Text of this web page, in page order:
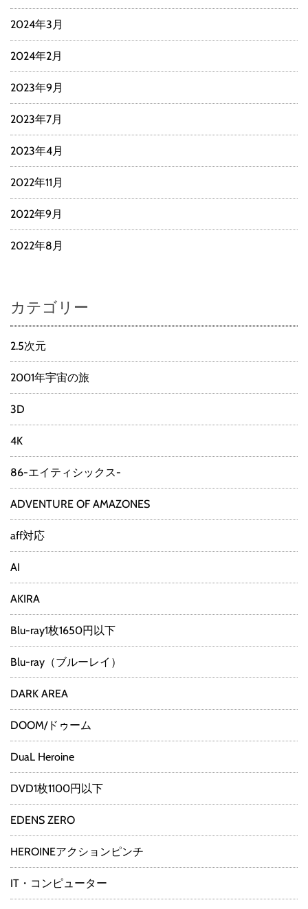
2024年3月
2024年2月
2023年9月
2023年7月
2023年4月
2022年11月
2022年9月
2022年8月
カテゴリー
2.5次元
2001年宇宙の旅
3D
4K
86-エイティシックス-
ADVENTURE OF AMAZONES
aff対応
AI
AKIRA
Blu-ray1枚1650円以下
Blu-ray（ブルーレイ）
DARK AREA
DOOM/ドゥーム
DuaL Heroine
DVD1枚1100円以下
EDENS ZERO
HEROINEアクションピンチ
IT・コンピューター